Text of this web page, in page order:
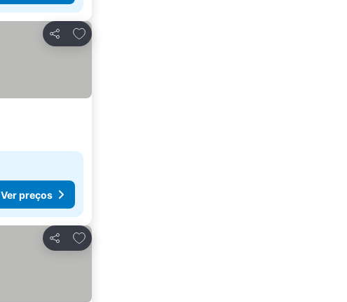
Partilhar
Adicionar aos favoritos
Ver preços
Partilhar
Adicionar aos favoritos